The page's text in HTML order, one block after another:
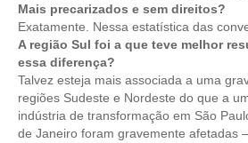
NEWSLETTER
GUIA DAS ENGENHARIAS
CONTATO
CURSOS
Mais precarizados e sem direitos?
Exatamente. Nessa estatística das
A região Sul foi a que teve melhor
essa diferença?
Talvez esteja mais associada a uma
regiões Sudeste e Nordeste do que a
indústria de transformação em São
de Janeiro foram gravemente afetadas